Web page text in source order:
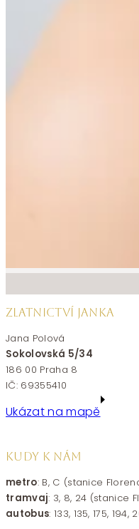
ZLATNICTVÍ JANKA
Jana Polová
Sokolovská 5/34
186 00 Praha 8
IČ: 69355410
Ukázat na mapě
KUDY K NÁM
metro: B, C (stanice
tramvaj: 3, 8, 24 (stanice
autobus: 133, 135, 175,